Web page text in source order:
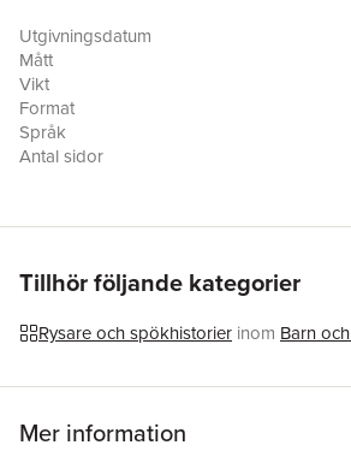
dreamlike adventure. For all its gripping
is actually a conventional fairy story with a
Telegraph". Stephen King once called
house of stories' and, in this wonderful
likened to both "Alice in Wonderland" and
Chronicles", we get to see Neil at his
Utgivningsdatum
Mått
Vikt
Format
Språk
Antal sidor
ISBN
Tillhör följande kategorier
Rysare och spökhistorier inom Barn
Mer information